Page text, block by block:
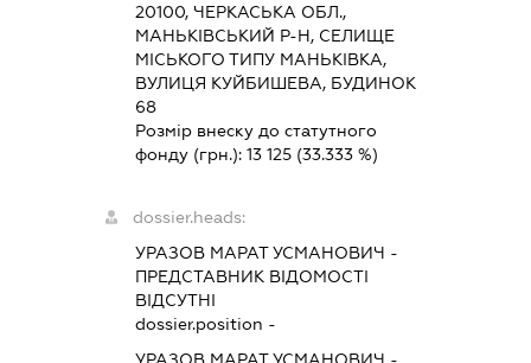
20100, ЧЕРКАСЬКА ОБЛ.,
МАНЬКІВСЬКИЙ Р-Н, СЕЛИЩЕ
МІСЬКОГО ТИПУ МАНЬКІВКА,
ВУЛИЦЯ КУЙБИШЕВА, БУДИНОК
68
Розмір внеску до статутного
фонду (грн.): 13 125(33.333 %)
dossier.heads:
УРАЗОВ МАРАТ УСМАНОВИЧ -
ПРЕДСТАВНИКВІДОМОСТІ
ВІДСУТНІ
dossier.position -